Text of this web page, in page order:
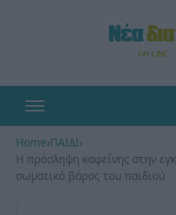
Home›ΠΑΙΔΙ›
Η πρόσληψη καφεΐνης στην
σωματικό βάρος του παιδιού